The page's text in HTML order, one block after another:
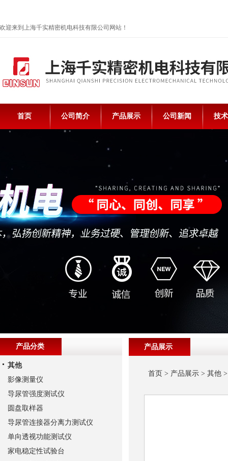
欢迎来到上海千实精密机电科技有限公司网站！
首页 公司简介 产品展示 公司新闻 技
产品展示
首页 > 产品展示> 其他
产品分类
其他
影像测量仪
导尿管强度测试仪
圆盘取样器
导尿管连接器分离力测试仪
单向透视功能测试仪
家电稳定性试验台